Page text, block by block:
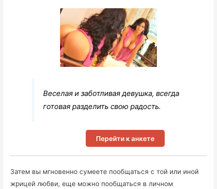
Веселая и заботливая девушка, всегда
готовая разделить свою радость.
Перейти к анкете
Затем вы мгновенно сумеете пообщаться с той или иной
жрицей любви, еще можно пообщаться в личном